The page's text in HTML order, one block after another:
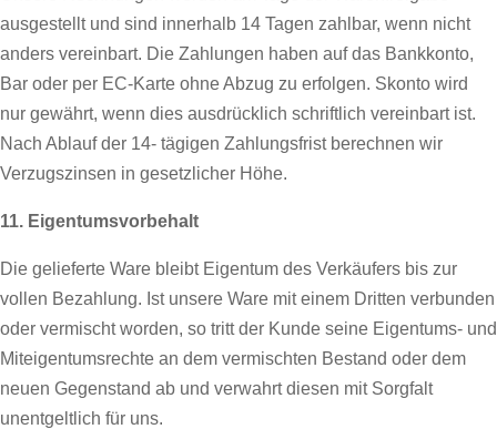
ausgestellt und sind innerhalb 14 Tagen zahlbar, wenn nicht
anders vereinbart. Die Zahlungen haben auf das Bankkonto,
Bar oder per EC-Karte ohne Abzug zu erfolgen. Skonto wird
nur gewährt, wenn dies ausdrücklich schriftlich vereinbart ist.
Nach Ablauf der 14- tägigen Zahlungsfrist berechnen wir
Verzugszinsen in gesetzlicher Höhe.
11. Eigentumsvorbehalt
Die gelieferte Ware bleibt Eigentum des Verkäufers bis zur
vollen Bezahlung. Ist unsere Ware mit einem Dritten verbunden
oder vermischt worden, so tritt der Kunde seine Eigentums- und
Miteigentumsrechte an dem vermischten Bestand oder dem
neuen Gegenstand ab und verwahrt diesen mit Sorgfalt
unentgeltlich für uns.